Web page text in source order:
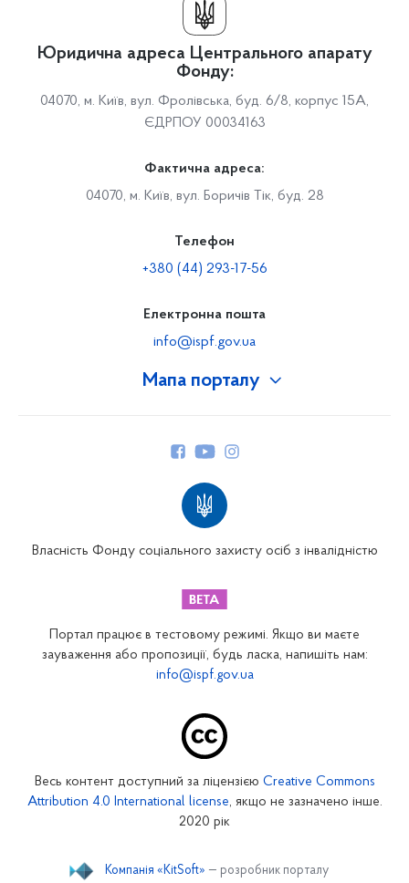
Мапа порталу
Закарпатське відділення
Запорізьке відділення
Кіровоградське відділення
Миколаївське відділення
Юридична адреса Центрального апарату
Фонду:
04070, м. Київ, вул. Фролівська, буд. 6/8, корпус 15А,
ЄДРПОУ 00034163
Фактична адреса:
04070, м. Київ, вул. Боричів Тік, буд. 28
Телефон
+380 (44) 293-17-56
Електронна пошта
info@ispf.gov.ua
Власність Фонду соціального захисту осіб з інвалідністю
Портал працює в тестовому режимі. Якщо ви маєте
зауваження або пропозиції, будь ласка, напишіть нам:
info@ispf.gov.ua
Весь контент доступний за ліцензією Creative Commons
Attribution 4.0 International license, якщо не зазначено інше.
2020 рік
Компанія «KitSoft» — розробник порталу